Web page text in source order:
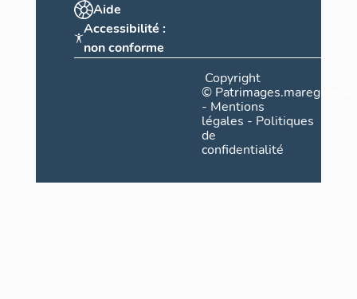
Aide
Accessibilité :
non conforme
Copyright
©
- Mentions
légales - Politiques
de
confidentialité